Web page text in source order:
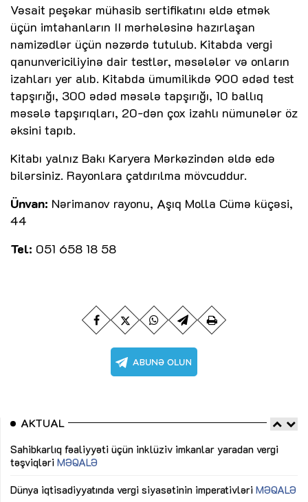
Vəsait peşəkar mühasib sertifikatını əldə etmək
üçün imtahanların II mərhələsinə hazırlaşan
namizədlər üçün nəzərdə tutulub. Kitabda vergi
qanunvericiliyinə dair testlər, məsələlər və onların
izahları yer alıb. Kitabda ümumilikdə 900 ədəd test
tapşırığı, 300 ədəd məsələ tapşırığı, 10 ballıq
məsələ tapşırıqları, 20-dən çox izahlı nümunələr öz
əksini tapıb.
Kitabı yalnız Bakı Karyera Mərkəzindən əldə edə
bilərsiniz. Rayonlara çatdırılma mövcuddur.
Ünvan: Nərimanov rayonu, Aşıq Molla Cümə küçəsi,
44
Tel: 051 658 18 58
AKTUAL
Sahibkarlıq fəaliyyəti üçün inklüziv imkanlar yaradan vergi
təşviqləri MƏQALƏ
Dünya iqtisadiyyatında vergi siyasətinin imperativləri MƏQALƏ